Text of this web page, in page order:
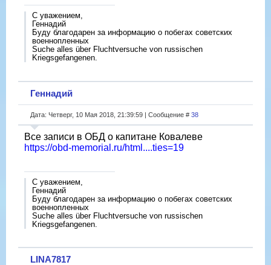
С уважением,
Геннадий
Буду благодарен за информацию о побегах советских
военнопленных
Suche alles über Fluchtversuche von russischen
Kriegsgefangenen.
Геннадий
Дата: Четверг, 10 Мая 2018, 21:39:59 | Сообщение # 38
Все записи в ОБД о капитане Ковалеве
https://obd-memorial.ru/html....ties=19
С уважением,
Геннадий
Буду благодарен за информацию о побегах советских
военнопленных
Suche alles über Fluchtversuche von russischen
Kriegsgefangenen.
LINA7817